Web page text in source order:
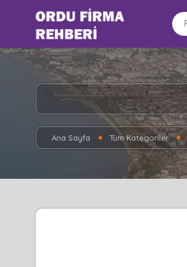
Ana Sayfa Tüm Kategoriler